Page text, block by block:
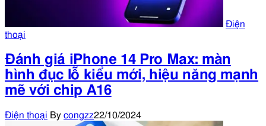
Điện
thoại
Đánh giá iPhone 14 Pro Max: màn
hình đục lỗ kiểu mới, hiệu năng mạnh
mẽ với chip A16
Điện thoại By congzz22/10/2024